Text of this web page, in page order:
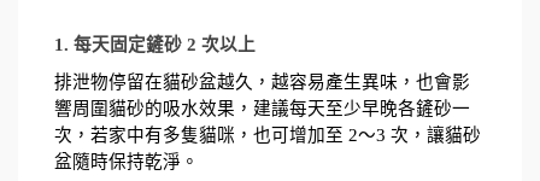
1. 每天固定鏟砂 2 次以上
排泄物停留在貓砂盆越久，越容易產生異味，也會影
響周圍貓砂的吸水效果，建議每天至少早晚各鏟砂一
次，若家中有多隻貓咪，也可增加至 2～3 次，讓貓砂
盆隨時保持乾淨。